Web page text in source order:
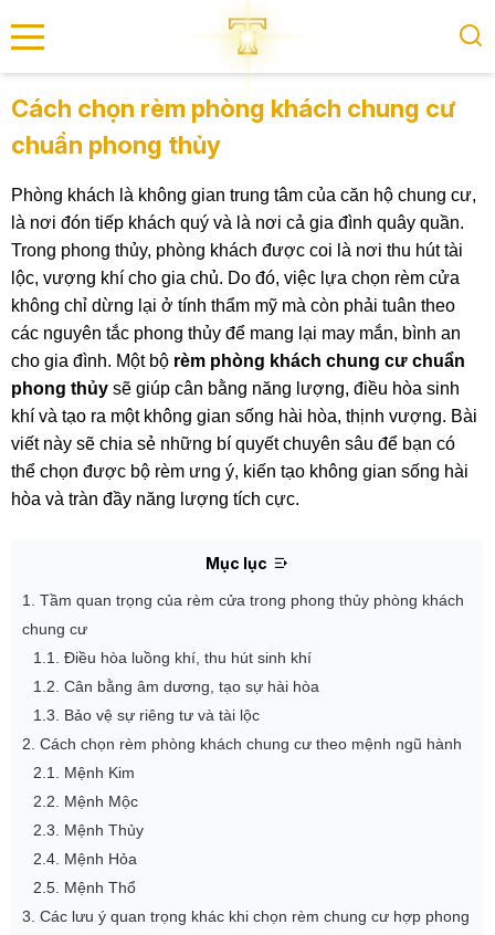
menu
Cách chọn rèm phòng khách chung cư
chuẩn phong thủy
Phòng khách là không gian trung tâm của căn hộ chung cư,
là nơi đón tiếp khách quý và là nơi cả gia đình quây quần.
Trong phong thủy, phòng khách được coi là nơi thu hút tài
lộc, vượng khí cho gia chủ. Do đó, việc lựa chọn rèm cửa
không chỉ dừng lại ở tính thẩm mỹ mà còn phải tuân theo
các nguyên tắc phong thủy để mang lại may mắn, bình an
cho gia đình. Một bộ rèm phòng khách chung cư chuẩn
phong thủy sẽ giúp cân bằng năng lượng, điều hòa sinh
khí và tạo ra một không gian sống hài hòa, thịnh vượng. Bài
viết này sẽ chia sẻ những bí quyết chuyên sâu để bạn có
thể chọn được bộ rèm ưng ý, kiến tạo không gian sống hài
hòa và tràn đầy năng lượng tích cực.
Mục lục
1. Tầm quan trọng của rèm cửa trong phong thủy phòng khách
chung cư
1.1. Điều hòa luồng khí, thu hút sinh khí
1.2. Cân bằng âm dương, tạo sự hài hòa
1.3. Bảo vệ sự riêng tư và tài lộc
2. Cách chọn rèm phòng khách chung cư theo mệnh ngũ hành
2.1. Mệnh Kim
2.2. Mệnh Mộc
2.3. Mệnh Thủy
2.4. Mệnh Hỏa
2.5. Mệnh Thổ
3. Các lưu ý quan trọng khác khi chọn rèm chung cư hợp phong